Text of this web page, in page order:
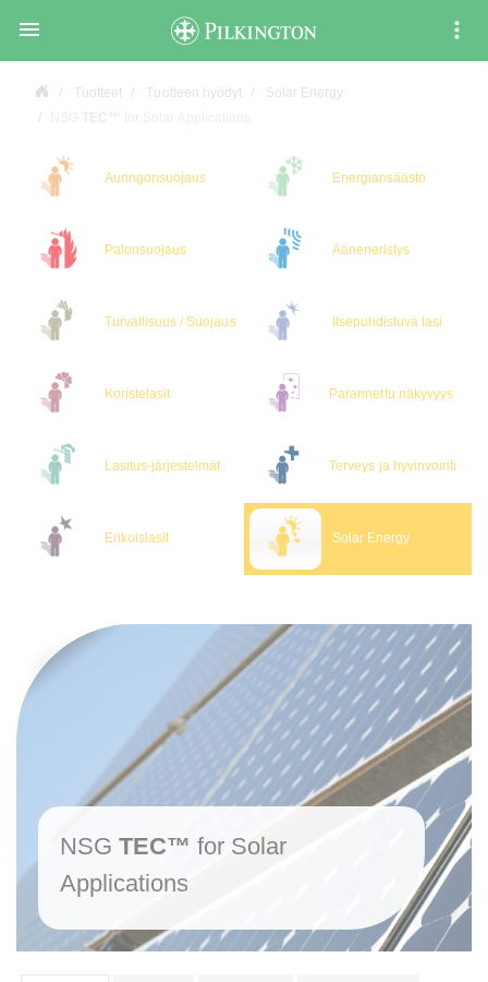

Tuotteet Tuotteen hyödyt
Solar Energy
Auringonsuojaus Energiansäästö
Palonsuojaus Ääneneristys
Turvallisuus / Suojaus Itsepuhdistuva lasi
Koristelasit Parannettu näkyvyys
Lasitus-järjestelmät Terveys ja hyvinvointi
Erikoislasit Solar Energy
NSGTEC™ for Solar
Applications